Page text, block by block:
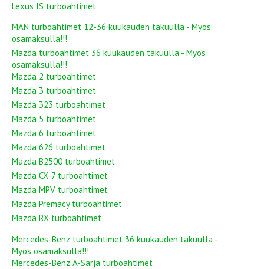
Lexus IS turboahtimet
MAN turboahtimet 12-36 kuukauden takuulla - Myös
osamaksulla!!!
Mazda turboahtimet 36 kuukauden takuulla - Myös
osamaksulla!!!
Mazda 2 turboahtimet
Mazda 3 turboahtimet
Mazda 323 turboahtimet
Mazda 5 turboahtimet
Mazda 6 turboahtimet
Mazda 626 turboahtimet
Mazda B2500 turboahtimet
Mazda CX-7 turboahtimet
Mazda MPV turboahtimet
Mazda Premacy turboahtimet
Mazda RX turboahtimet
Mercedes-Benz turboahtimet 36 kuukauden takuulla -
Myös osamaksulla!!!
Mercedes-Benz A-Sarja turboahtimet